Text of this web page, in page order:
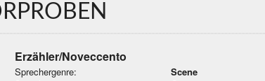
Erzähler/Noveccento
Sprechergenre:
Scene